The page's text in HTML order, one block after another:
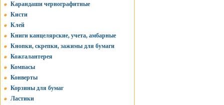
Карандаши чернографитные
Кисти
Клей
Книги канцелярские, учета, амбарные
Кнопки, скрепки, зажимы для бумаги
Кожгалантерея
Компасы
Конверты
Корзины для бумаг
Ластики